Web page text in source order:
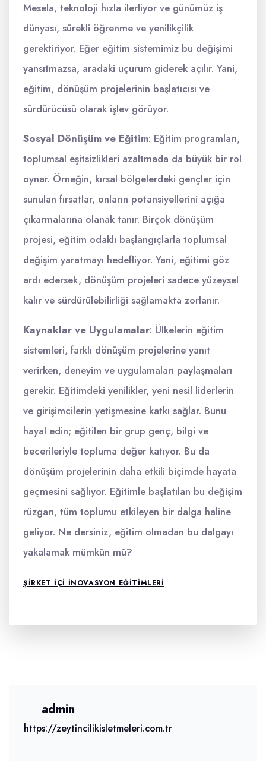
Mesela, teknoloji hızla ilerliyor ve günümüz iş
dünyası, sürekli öğrenme ve yenilikçilik
gerektiriyor. Eğer eğitim sistemimiz bu değişimi
yansıtmazsa, aradaki uçurum giderek açılır. Yani,
eğitim, dönüşüm projelerinin başlatıcısı ve
sürdürücüsü olarak işlev görüyor.
Sosyal Dönüşüm ve Eğitim: Eğitim programları,
toplumsal eşitsizlikleri azaltmada da büyük bir rol
oynar. Örneğin, kırsal bölgelerdeki gençler için
sunulan fırsatlar, onların potansiyellerini açığa
çıkarmalarına olanak tanır. Birçok dönüşüm
projesi, eğitim odaklı başlangıçlarla toplumsal
değişim yaratmayı hedefliyor. Yani, eğitimi göz
ardı edersek, dönüşüm projeleri sadece yüzeysel
kalır ve sürdürülebilirliği sağlamakta zorlanır.
Kaynaklar ve Uygulamalar: Ülkelerin eğitim
sistemleri, farklı dönüşüm projelerine yanıt
verirken, deneyim ve uygulamaları paylaşmaları
gerekir. Eğitimdeki yenilikler, yeni nesil liderlerin
ve girişimcilerin yetişmesine katkı sağlar. Bunu
hayal edin; eğitilen bir grup genç, bilgi ve
becerileriyle topluma değer katıyor. Bu da
dönüşüm projelerinin daha etkili biçimde hayata
geçmesini sağlıyor. Eğitimle başlatılan bu değişim
rüzgarı, tüm toplumu etkileyen bir dalga haline
geliyor. Ne dersiniz, eğitim olmadan bu dalgayı
yakalamak mümkün mü?
ŞIRKET IÇI INOVASYON EĞITIMLERI
admin
https://zeytincilikisletmeleri.com.tr